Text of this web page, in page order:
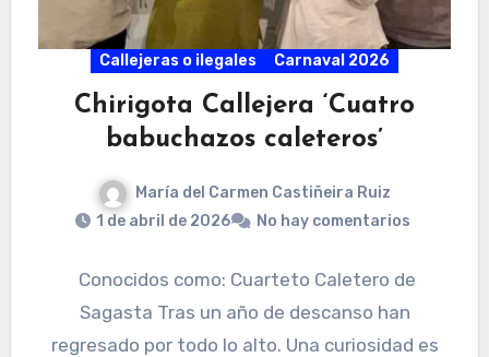
Callejeras o ilegales Carnaval 2026
Chirigota Callejera ‘Cuatro
babuchazos caleteros’
María del Carmen Castiñeira Ruiz
1 de abril de 2026
No hay comentarios
Conocidos como: Cuarteto Caletero de
Sagasta Tras un año de descanso han
regresado por todo lo alto. Una curiosidad es